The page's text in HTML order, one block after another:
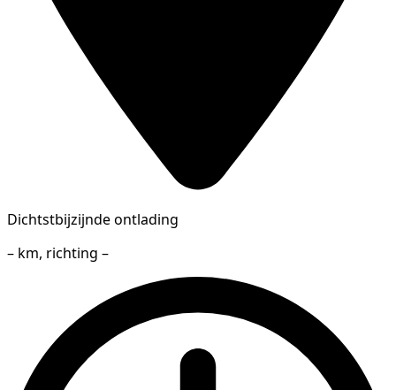
Dichtstbijzijnde ontlading
– km, richting –